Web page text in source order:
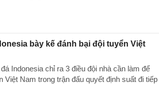
bày kế đánh bại đội tuyển Việt
Indonesia chỉ ra 3 điều đội nhà cần làm để
Việt Nam trong trận đấu quyết định suất đi tiếp